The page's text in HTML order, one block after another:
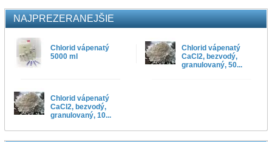
NAJPREZERANEJŠIE
Chlorid vápenatý
5000 ml
Chlorid vápenatý
CaCl2, bezvodý,
granulovaný, 50...
Chlorid vápenatý
CaCl2, bezvodý,
granulovaný, 10...